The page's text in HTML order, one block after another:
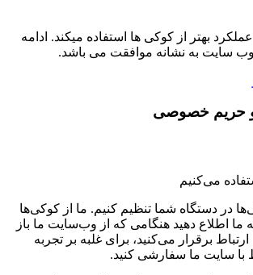
بهتر از کوکی ها استفاده میکند. ادامه
وب سایت به نشانه موافقت می باشد.
حریم خصوصی
می‌کنیم
در دستگاه شما تنظیم کنیم. ما از کوکی‌ها
ما اطلاع دهید هنگامی که از وب‌سایت ما باز
برقرار می‌کنید، برای غلبه بر تجربه
با سایت ما سفارشی کنید.